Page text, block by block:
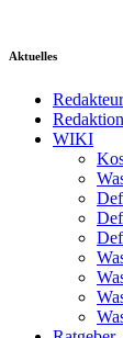
Aktuelles
Redaktion
WIKI